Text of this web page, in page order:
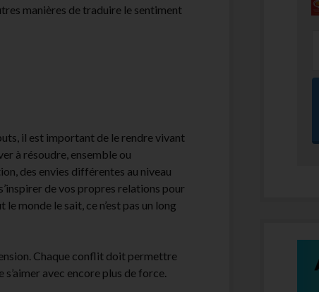
manières de traduire le sentiment
il est important de le rendre vivant
à résoudre, ensemble ou
des envies différentes au niveau
de vos propres relations pour
monde le sait, ce n’est pas un long
Chaque conflit doit permettre
avec encore plus de force.